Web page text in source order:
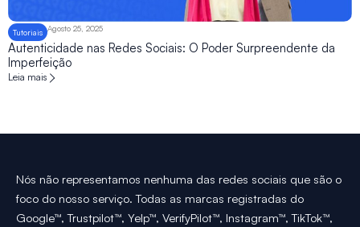
Tutoriais Agosto 25, 2025
Autenticidade nas Redes Sociais: O Poder Surpreendente da
Imperfeição
Leia mais
Nós não representamos nenhuma das redes sociais que são o
foco do nosso serviço. Todas as marcas registradas do
Google™, Trustpilot™, Yelp™, VerifyPilot™, Instagram™, TikTok™,